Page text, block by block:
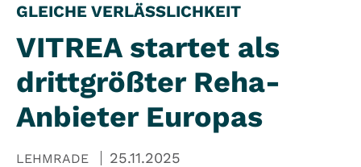
GLEICHE VERLÄSSLICHKEIT
VITREA startet als
drittgrößter Reha-
Anbieter Europas
LEHMRADE 25.11.2025